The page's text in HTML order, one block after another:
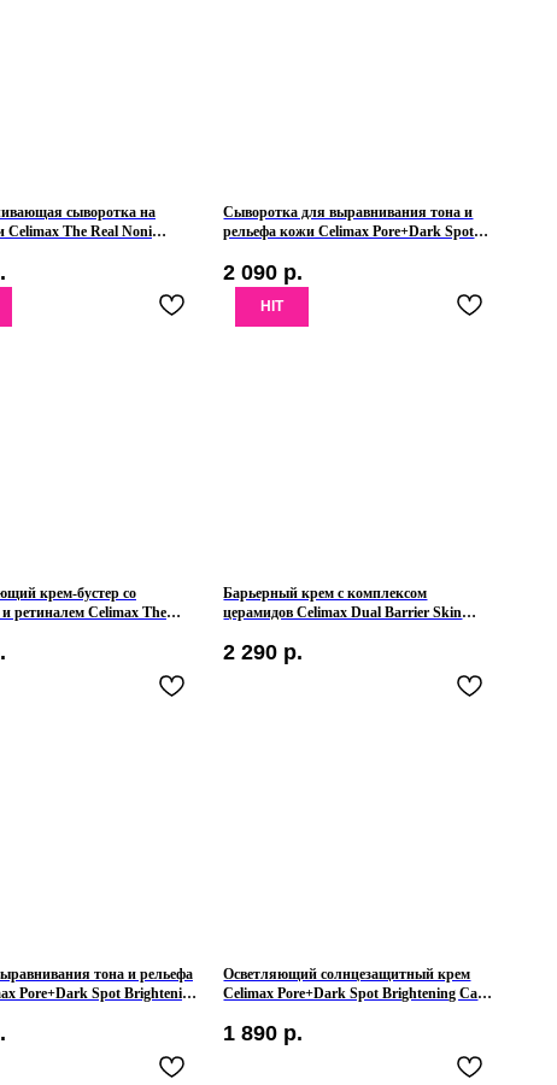
сыворотка на
Celimax The Real Noni
Сыворотка для выравнивания тона и
рельефа кожи Celimax Pore+Dark Spot
2 090 р.
крем-бустер со
ретиналем Celimax The
HIT
Барьерный крем с комплексом
церамидов Celimax Dual Barrier Skin
2 290 р.
тона и рельефа
Pore+Dark Spot Brightening
Осветляющий солнцезащитный крем
Celimax Pore+Dark Spot Brightening Care
1 890 р.